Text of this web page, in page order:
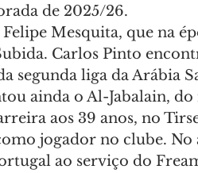
de 2025/26.
Mesquita, que na
Carlos Pinto
segunda liga da Arábia
ainda o Al-Jabalain,
aos 39 anos, no
jogador no clube. No
ao serviço do